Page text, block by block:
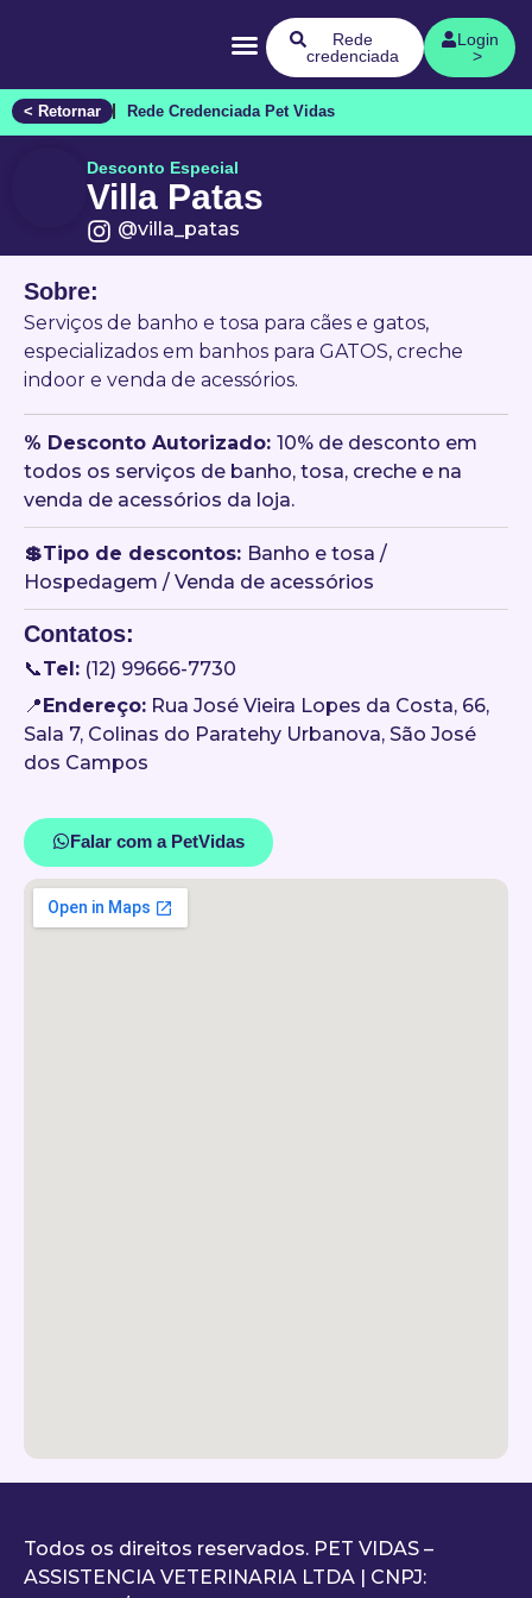
Rede
credenciada
Login
>
< Retornar Rede Credenciada Pet Vidas
Desconto Especial
Villa Patas
@villa_patas
Sobre:
Serviços de banho e tosa para cães e gatos,
especializados em banhos para GATOS, creche
indoor e venda de acessórios.
󠀥% Desconto Autorizado: 10% de desconto em
todos os serviços de banho, tosa, creche e na
venda de acessórios da loja.
💲Tipo de descontos: Banho e tosa /
Hospedagem / Venda de acessórios
Contatos:
📞Tel: (12) 99666-7730
📍 Endereço: Rua José Vieira Lopes da Costa, 66,
Sala 7, Colinas do Paratehy Urbanova, São José
dos Campos
Falar com a PetVidas
Todos os direitos reservados. PET VIDAS –
ASSISTENCIA VETERINARIA LTDA | CNPJ: